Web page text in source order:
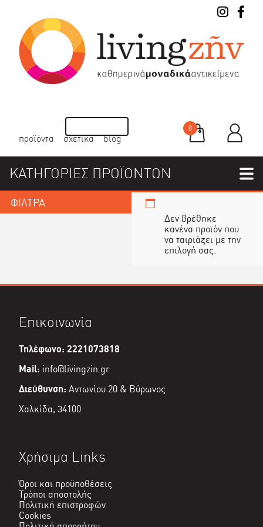
προϊόντα σχετικά blog
0
ΚΑΤΗΓΟΡΙΕΣ ΠΡΟΪΟΝΤΩΝ
ΦΙΛΤΡΑ
Δεν βρέθηκε
κανένα προϊόν που
να ταιριάζει με την
επιλογή σας.
Επικοινωνία
Τηλέφωνο: 2221073818
Mail: info@livingzin.gr
Διεύθυνση: Αντωνίου 20 & Βύρωνος
Χαλκίδα, 34100
Χρήσιμα Links
Όροι και προϋποθέσεις
Τρόποι αποστολής
Πολιτική επιστροφών
Cookies